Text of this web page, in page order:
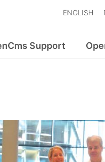
ENGLISH
Support